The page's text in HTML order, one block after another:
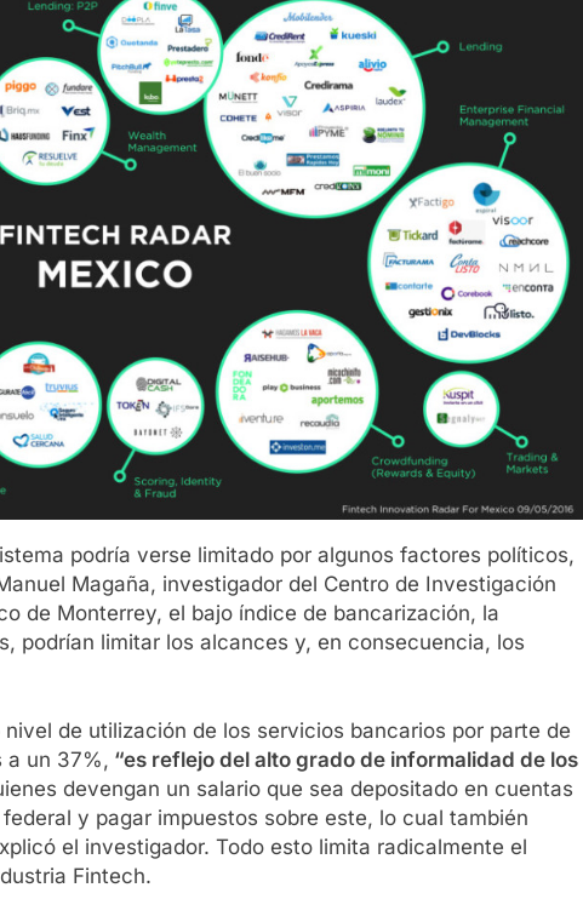
podría verse limitado por algunos factores políticos,
Magaña, investigador del Centro de Investigación
de Monterrey, el bajo índice de bancarización, la
podrían limitar los alcances y, en consecuencia, los
nivel de utilización de los servicios bancarios por parte de
a un 37%, “es reflejo del alto grado de informalidad de los
devengan un salario que sea depositado en cuentas
y pagar impuestos sobre este, lo cual también
el investigador. Todo esto limita radicalmente el
Fintech.